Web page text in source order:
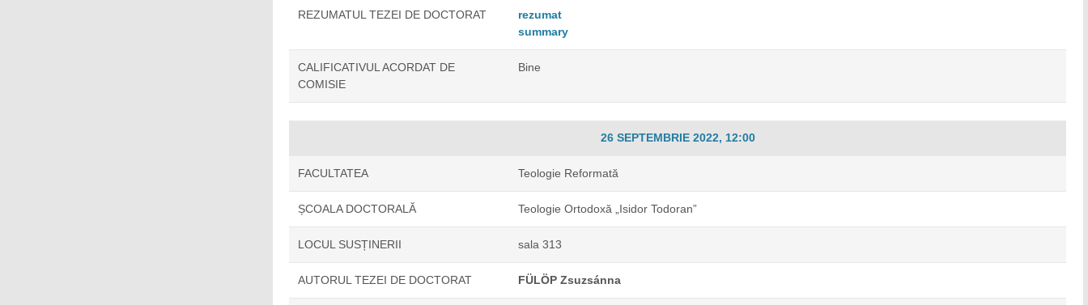
REZUMATUL TEZEI DE DOCTORAT
rezumat
summary
CALIFICATIVUL ACORDAT DE
COMISIE
Bine
26 SEPTEMBRIE 2022, 12:00
FACULTATEA Teologie Reformată
ȘCOALA DOCTORALĂ Teologie Ortodoxă „Isidor Todoran”
LOCUL SUSȚINERII sala 313
AUTORUL TEZEI DE DOCTORAT FÜLÖP Zsuzsánna